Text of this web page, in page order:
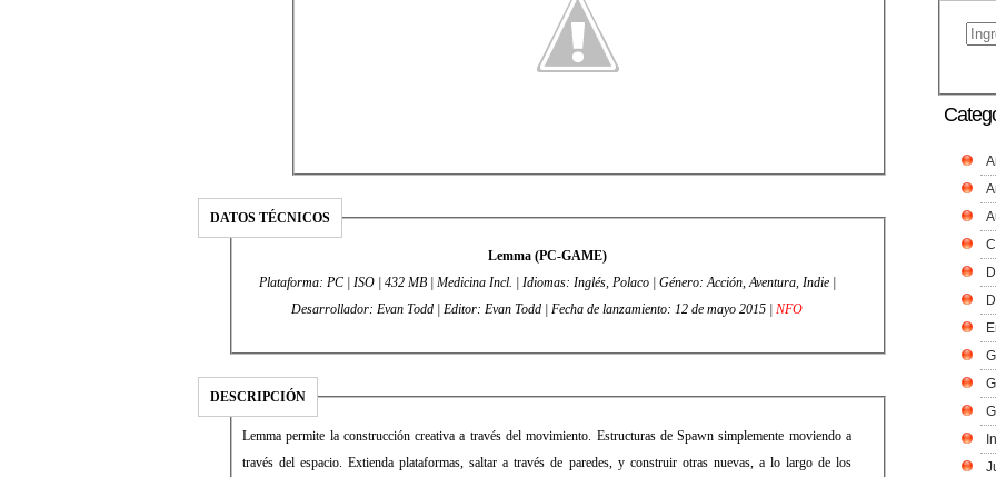
DATOS TÉCNICOS
Lemma (PC-GAME)
Plataforma: PC | ISO | 432 MB | Medicina Incl. | Idiomas: Inglés, Polaco | Género: Acción, Aventura, Indie |
Desarrollador: Evan Todd | Editor: Evan Todd | Fecha de lanzamiento: 12 de mayo 2015 | NFO
DESCRIPCIÓN
Lemma permite la construcción creativa a través del movimiento. Estructuras de Spawn simplemente moviendo a
través del espacio. Extienda plataformas, saltar a través de paredes, y construir otras nuevas, a lo largo de los